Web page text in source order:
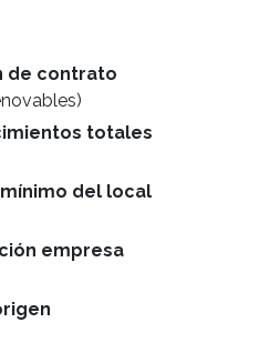
de contrato
totales
del local
empresa